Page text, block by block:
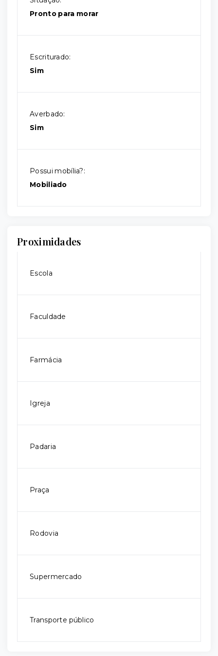
Pronto para morar
Escriturado:
Sim
Averbado:
Sim
Possui mobília?:
Mobiliado
Proximidades
Escola
Faculdade
Farmácia
Igreja
Padaria
Praça
Rodovia
Supermercado
Transporte público